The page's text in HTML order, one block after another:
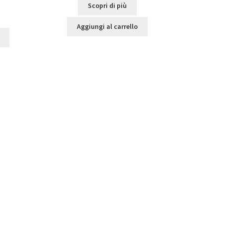
Scopri di più
Aggiungi al carrello